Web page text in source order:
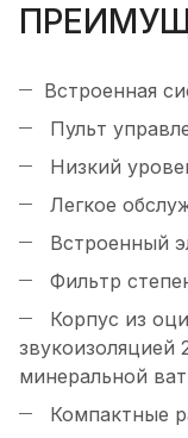
Встроенная
Пульт
Низкий
Легкое
Встроенный
Фильтр
Корпус из
звукоизоляцией
минеральной
Компактные